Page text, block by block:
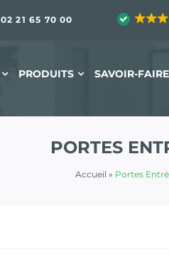
02 21 65 70 00
PRODUITS SAVOIR-FAIRE
PORTES
Accueil » Portes